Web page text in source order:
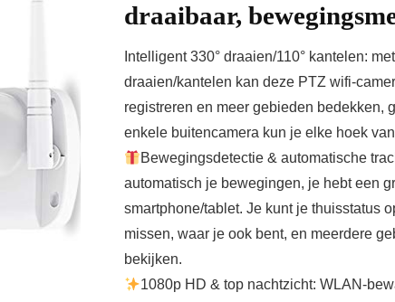
draaibaar,
Intelligent 330° draaien/110° kantelen:
draaien/kantelen kan deze PTZ wifi-
registreren en meer gebieden bedekken,
enkele buitencamera kun je elke hoek
Bewegingsdetectie & automatische
automatisch je bewegingen, je hebt een
smartphone/tablet. Je kunt je thuisstatus
missen, waar je ook bent, en meerdere
bekijken.
1080p HD & top nachtzicht: WLAN-